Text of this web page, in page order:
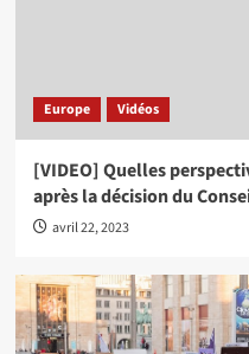
Europe Vidéos
[VIDEO] Quelles
après la décision du
avril 22, 2023